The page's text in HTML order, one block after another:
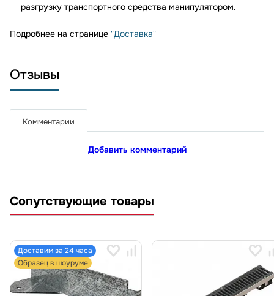
разгрузку транспортного средства манипулятором.
Подробнее на странице "Доставка"
Отзывы
Комментарии
Добавить комментарий
Сопутствующие товары
Доставим за 24 часа
Образец в шоуруме